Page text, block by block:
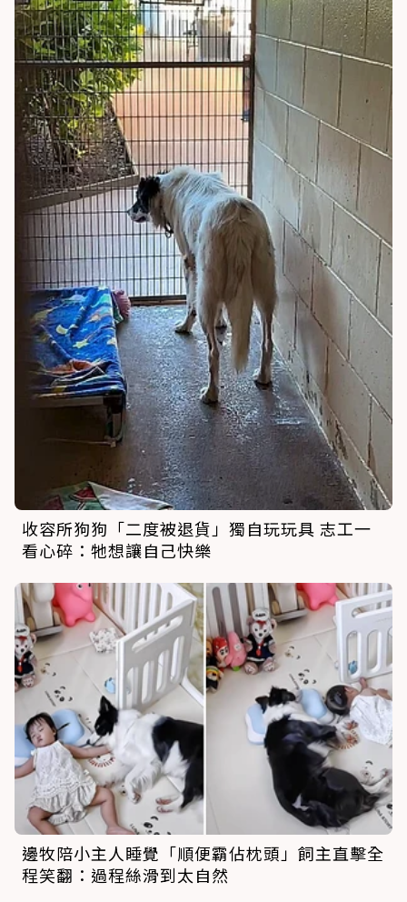
收容所狗狗「二度被退貨」獨自玩玩具 志工一
看心碎：牠想讓自己快樂
邊牧陪小主人睡覺「順便霸佔枕頭」飼主直擊全
程笑翻：過程絲滑到太自然